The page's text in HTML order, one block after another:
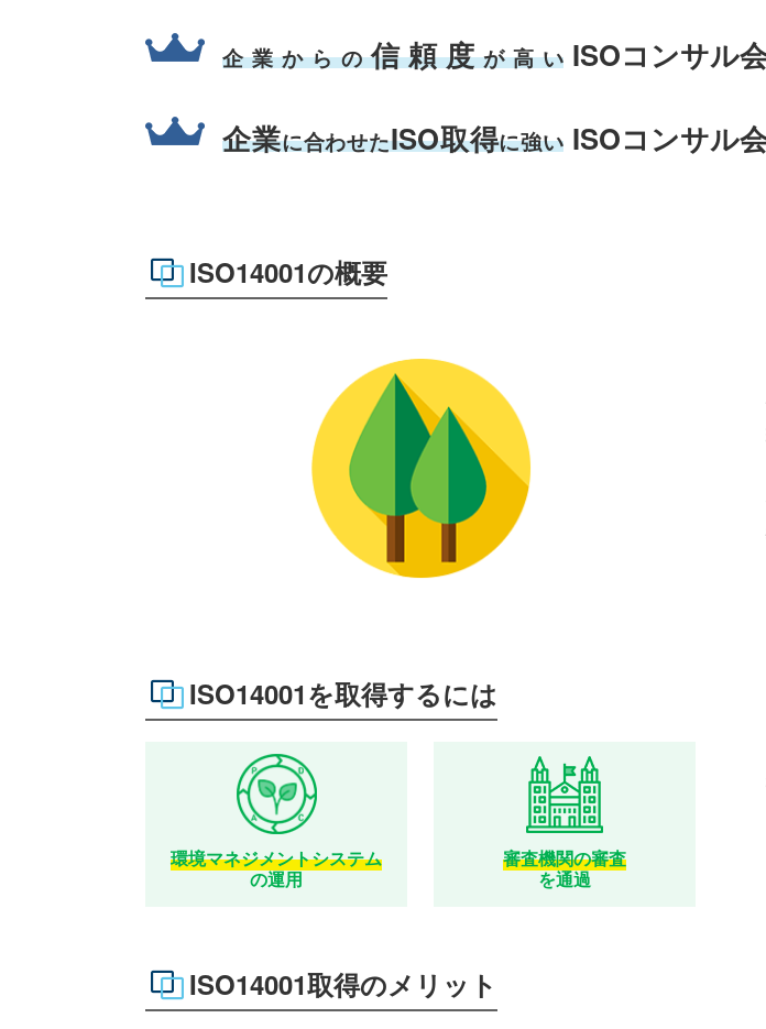
企業からの信頼度が高い ISOコンサル
企業に合わせたISO取得に強い ISOコンサル
ISO14001の概要
ISO14001を取得するには
環境マネジメントシステム
の運用
審査機関の審査
を通過
ISO14001取得のメリット